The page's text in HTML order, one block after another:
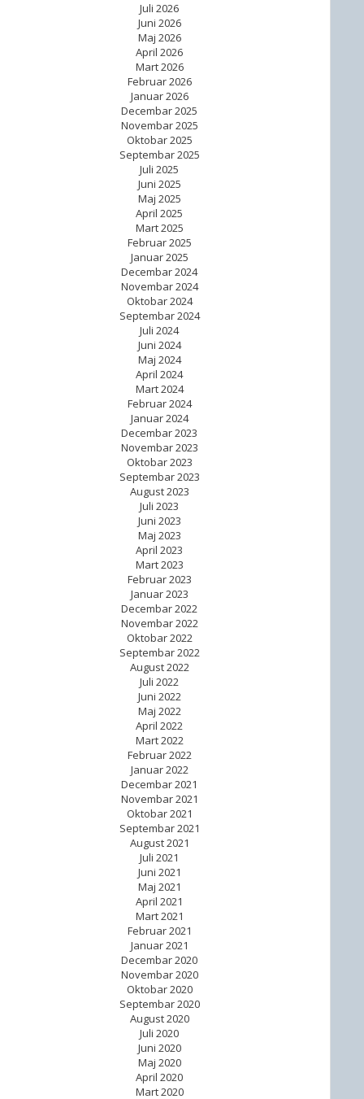
Juli 2026
Juni 2026
Maj 2026
April 2026
Mart 2026
Februar 2026
Januar 2026
Decembar 2025
Novembar 2025
Oktobar 2025
Septembar 2025
Juli 2025
Juni 2025
Maj 2025
April 2025
Mart 2025
Februar 2025
Januar 2025
Decembar 2024
Novembar 2024
Oktobar 2024
Septembar 2024
Juli 2024
Juni 2024
Maj 2024
April 2024
Mart 2024
Februar 2024
Januar 2024
Decembar 2023
Novembar 2023
Oktobar 2023
Septembar 2023
August 2023
Juli 2023
Juni 2023
Maj 2023
April 2023
Mart 2023
Februar 2023
Januar 2023
Decembar 2022
Novembar 2022
Oktobar 2022
Septembar 2022
August 2022
Juli 2022
Juni 2022
Maj 2022
April 2022
Mart 2022
Februar 2022
Januar 2022
Decembar 2021
Novembar 2021
Oktobar 2021
Septembar 2021
August 2021
Juli 2021
Juni 2021
Maj 2021
April 2021
Mart 2021
Februar 2021
Januar 2021
Decembar 2020
Novembar 2020
Oktobar 2020
Septembar 2020
August 2020
Juli 2020
Juni 2020
Maj 2020
April 2020
Mart 2020